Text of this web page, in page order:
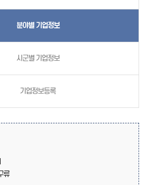
분야별 기업정보
시군별 기업정보
기업정보등록
류